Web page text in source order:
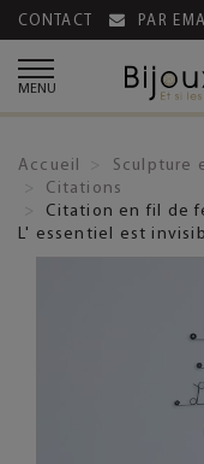
CONTACT PAR
MENU
Accueil Sculpture
Citations
Citation en fil de
L' essentiel est